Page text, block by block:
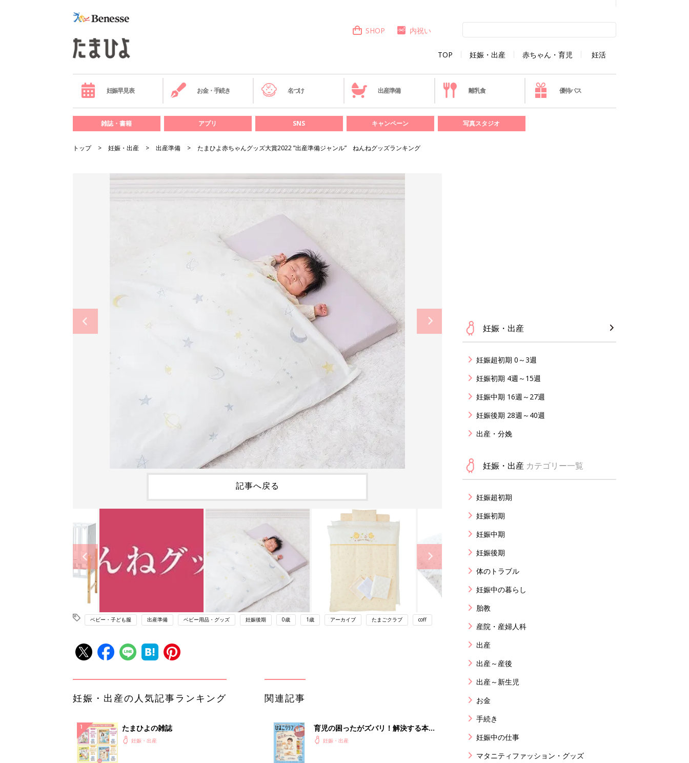
TOP 妊娠・出産 赤ちゃん・育児 妊活
SHOP 内祝い
妊娠早見表 お金・手続き 名づけ 出産準備 離乳食 優待パス
雑誌・書籍 アプリ SNS キャンペーン 写真スタジオ
トップ 妊娠・出産 出産準備 たまひよ赤ちゃんグッズ大賞2022 ”出産準備ジャンル” ねんねグッズランキング
記事へ戻る
ベビー・子ども服 出産準備 ベビー用品・グッズ 妊娠後期 0歳 1歳 アーカイブ たまごクラブ coff
妊娠・出産の人気記事ランキング
たまひよの雑誌
妊娠・出産
関連記事
育児の困ったがズバリ！解決する本
『ひよこクラブ 秋号』 4カ月～2才
妊娠・出産
妊娠・出産
妊娠超初期 0～3週
妊娠初期 4週～15週
妊娠中期 16週～27週
妊娠後期 28週～40週
出産・分娩
妊娠・出産 カテゴリー一覧
妊娠超初期
妊娠初期
妊娠中期
妊娠後期
体のトラブル
妊娠中の暮らし
胎教
産院・産婦人科
出産
出産～産後
出産～新生児
お金
手続き
妊娠中の仕事
マタニティファッション・グッズ